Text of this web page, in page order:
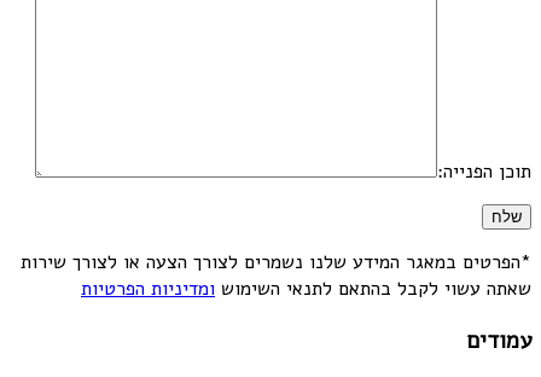
תוכן הפנייה:
*הפרטים במאגר המידע שלנו נשמרים לצורך הצעה או לצורך שירות
שאתה עשוי לקבל בהתאם לתנאי השימוש ומדיניות הפרטיות
עמודים